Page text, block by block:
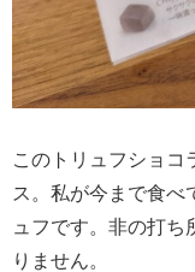
このトリュフショコ
ス。私が今まで食べ
ュフです。非の打
りません。